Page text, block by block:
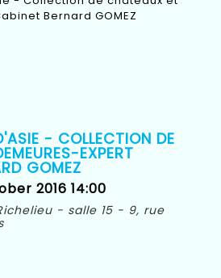
- COLLECTION DE
EXPERT
GOMEZ
2016 14:00
- salle 15 - 9, rue